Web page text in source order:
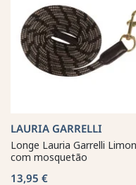
LAURIA GARRELLI
Longe Lauria Garrelli
com mosquetão
13,95 €